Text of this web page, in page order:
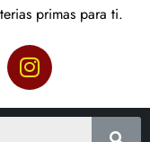
primas para ti.